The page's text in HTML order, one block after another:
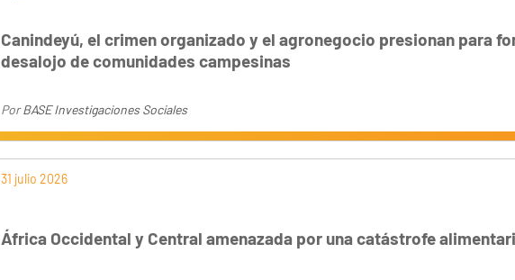
Canindeyú, el crimen organizado y el agronegocio presionan para
desalojo de comunidades campesinas
PorBASE Investigaciones Sociales
31 julio 2026
África Occidental y Central amenazada por una catástrofe